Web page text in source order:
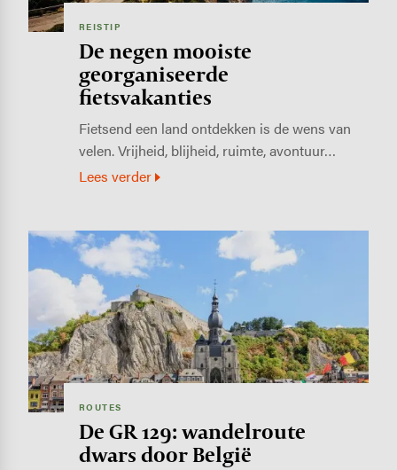
REISTIP
De negen mooiste
georganiseerde
fietsvakanties
Fietsend een land ontdekken is de wens van
velen. Vrijheid, blijheid, ruimte, avontuur…
Lees verder
Image
ROUTES
De GR 129: wandelroute
dwars door België